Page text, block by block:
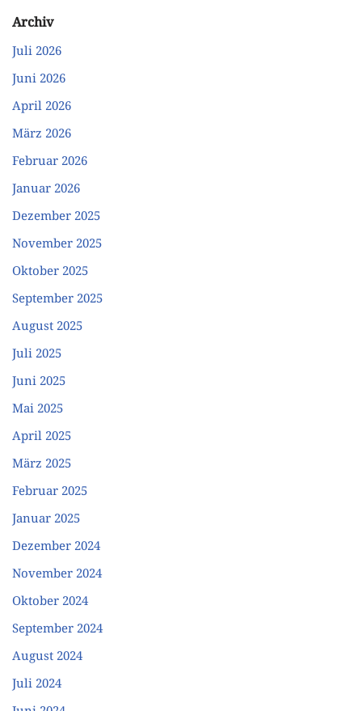
Archiv
Juli 2026
Juni 2026
April 2026
März 2026
Februar 2026
Januar 2026
Dezember 2025
November 2025
Oktober 2025
September 2025
August 2025
Juli 2025
Juni 2025
Mai 2025
April 2025
März 2025
Februar 2025
Januar 2025
Dezember 2024
November 2024
Oktober 2024
September 2024
August 2024
Juli 2024